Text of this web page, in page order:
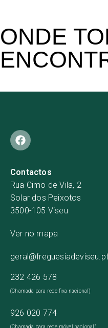
ONDE
Contactos
Rua Cimo de Vila, 2
Solar dos Peixotos
3500-105 Viseu
Ver no mapa
geral@freguesiadeviseu.pt
232 426 578
(Chamada para rede fixa nacional)
926 020 774
(Chamada para rede móvel nacional)